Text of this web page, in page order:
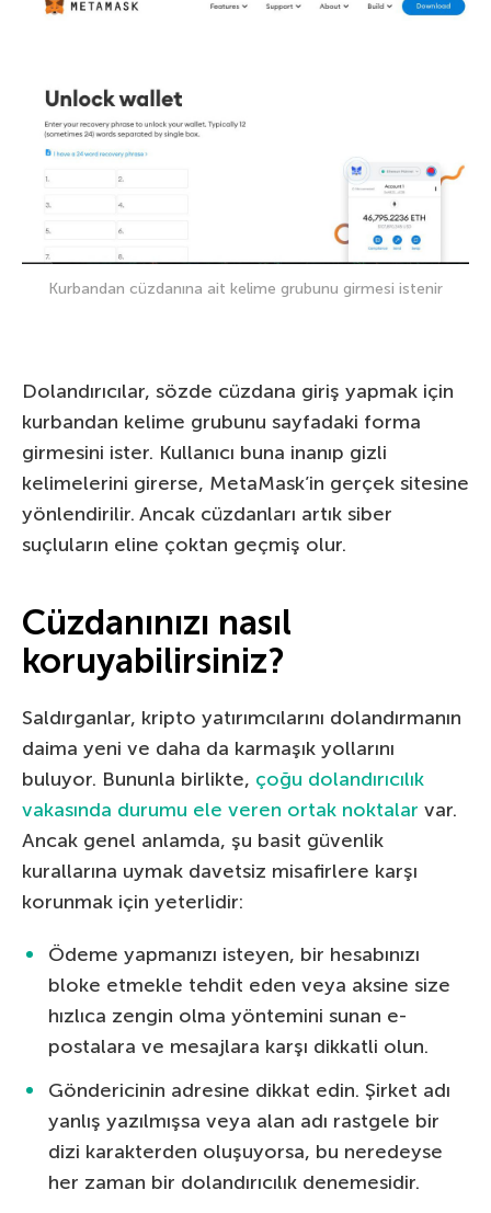
Kurbandan cüzdanına ait kelime grubunu girmesi istenir
Dolandırıcılar, sözde cüzdana giriş yapmak için
kurbandan kelime grubunu sayfadaki forma
girmesini ister. Kullanıcı buna inanıp gizli
kelimelerini girerse, MetaMask’in gerçek sitesine
yönlendirilir. Ancak cüzdanları artık siber
suçluların eline çoktan geçmiş olur.
Cüzdanınızı nasıl
koruyabilirsiniz?
Saldırganlar, kripto yatırımcılarını dolandırmanın
daima yeni ve daha da karmaşık yollarını
buluyor. Bununla birlikte, çoğu dolandırıcılık
vakasında durumu ele veren ortak noktalar var.
Ancak genel anlamda, şu basit güvenlik
kurallarına uymak davetsiz misafirlere karşı
korunmak için yeterlidir:
Ödeme yapmanızı isteyen, bir hesabınızı
bloke etmekle tehdit eden veya aksine size
hızlıca zengin olma yöntemini sunan e-
postalara ve mesajlara karşı dikkatli olun.
Göndericinin adresine dikkat edin. Şirket adı
yanlış yazılmışsa veya alan adı rastgele bir
dizi karakterden oluşuyorsa, bu neredeyse
her zaman bir dolandırıcılık denemesidir.